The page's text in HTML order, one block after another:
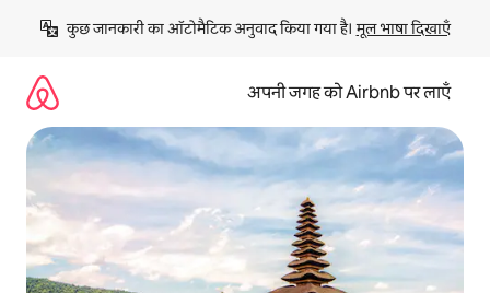
छोड़कर
कॉन्टेंट
कुछ जानकारी का ऑटोमैटिक अनुवाद किया गया है। मूल भाषा दिखाएँ
अपनी जगह को Airbnb पर लाएँ